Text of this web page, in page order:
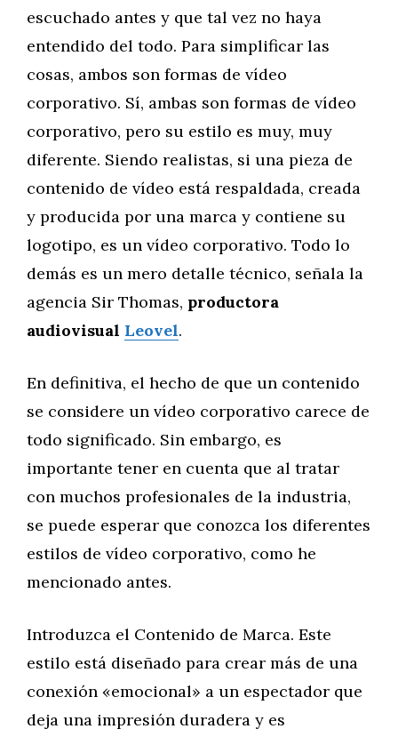
escuchado antes y que tal vez no haya
entendido del todo. Para simplificar las
cosas, ambos son formas de vídeo
corporativo. Sí, ambas son formas de vídeo
corporativo, pero su estilo es muy, muy
diferente. Siendo realistas, si una pieza de
contenido de vídeo está respaldada, creada
y producida por una marca y contiene su
logotipo, es un vídeo corporativo. Todo lo
demás es un mero detalle técnico, señala la
agencia Sir Thomas, productora
audiovisual Leovel.
En definitiva, el hecho de que un contenido
se considere un vídeo corporativo carece de
todo significado. Sin embargo, es
importante tener en cuenta que al tratar
con muchos profesionales de la industria,
se puede esperar que conozca los diferentes
estilos de vídeo corporativo, como he
mencionado antes.
Introduzca el Contenido de Marca. Este
estilo está diseñado para crear más de una
conexión «emocional» a un espectador que
deja una impresión duradera y es